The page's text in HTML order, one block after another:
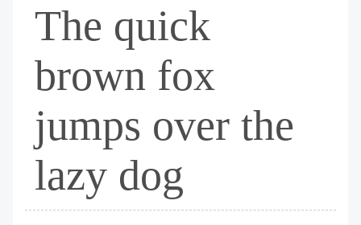
The quick
brown fox
jumps over the
lazy dog